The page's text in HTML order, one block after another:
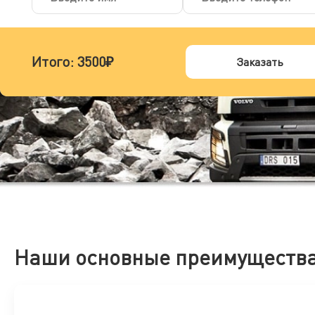
Итого: 3500₽ Заказать
Наши основные